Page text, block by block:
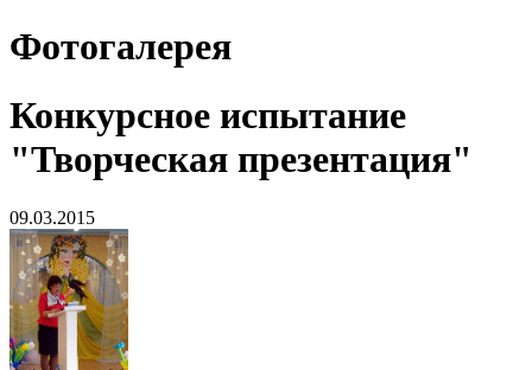
Фотогалерея
Конкурсное испытание
"Творческая презентация"
09.03.2015